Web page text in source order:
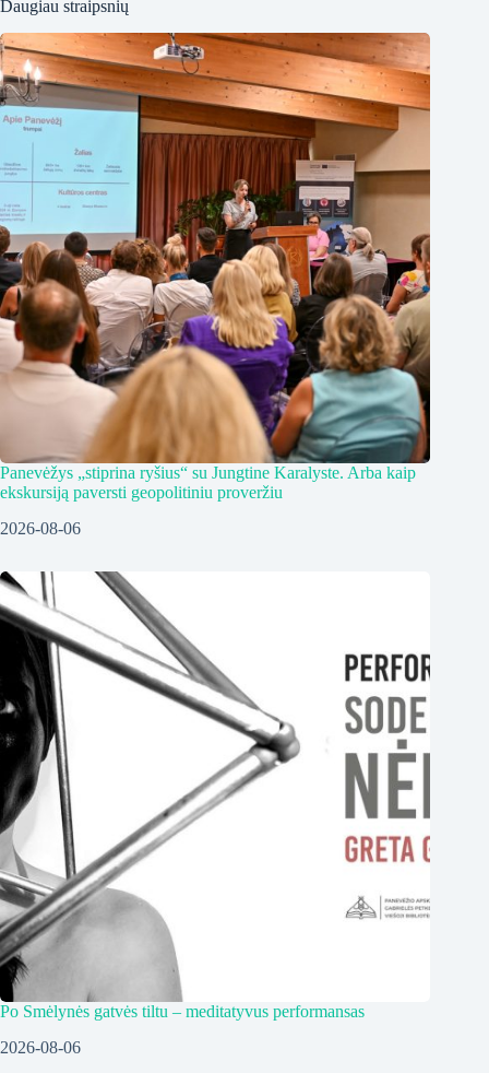
Daugiau straipsnių
Panevėžys „stiprina ryšius“ su Jungtine Karalyste. Arba kaip
ekskursiją paversti geopolitiniu proveržiu
2026-08-06
Po Smėlynės gatvės tiltu – meditatyvus performansas
2026-08-06